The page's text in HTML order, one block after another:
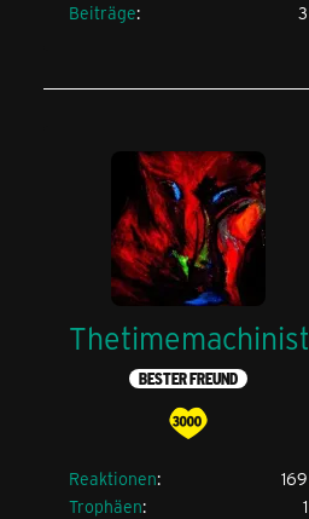
Beiträge
3
Thetimemachinist
BESTER FREUND
Reaktionen
169
Trophäen
1